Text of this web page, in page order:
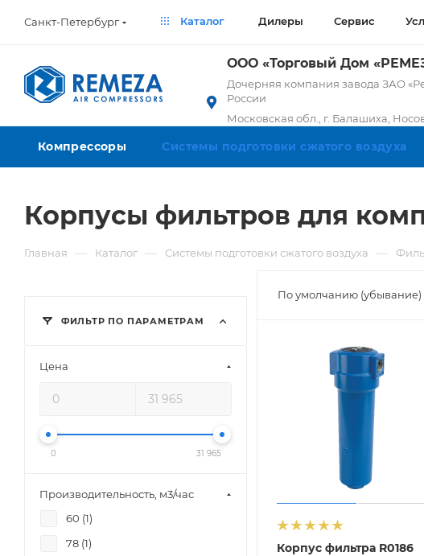
Санкт-Петербург Каталог Дилеры Сервис
ООО «Торговый Дом
Дочерняя компания завода ЗАО
России
Московская обл., г. Балашиха,
Компрессоры Системы подготовки сжатого воздуха
Корпусы фильтров для
Главная — Каталог — Системы подготовки сжатого воздуха —
По умолчанию (убывание)
Корпус фильтра R0186
ФИЛЬТР ПО ПАРАМЕТРАМ
Цена
0 31 965
Производительность, м3/час
60 (1)
78 (1)